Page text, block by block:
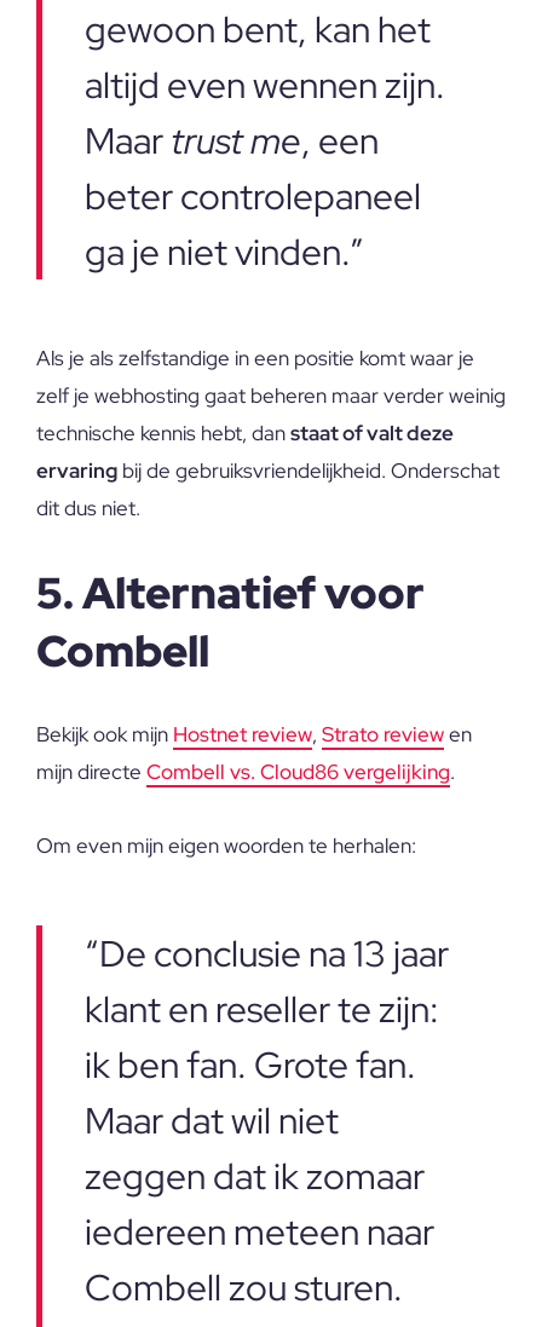
gewoon bent, kan het
altijd even wennen zijn.
Maartrust me, een
beter controlepaneel
ga je niet vinden.”
Als je als zelfstandige in een positie komt waar je
zelf je webhosting gaat beheren maar verder weinig
technische kennis hebt, danstaat of valt deze
ervaring bij de gebruiksvriendelijkheid. Onderschat
dit dus niet.
5. Alternatief voor
Combell
Bekijk ook mijn Hostnet review, Strato reviewen
mijn directe Combell vs. Cloud86 vergelijking.
Om even mijn eigen woorden te herhalen:
“De conclusie na 13 jaar
klant en reseller te zijn:
ik ben fan. Grote fan.
Maar dat wil niet
zeggen dat ik zomaar
iedereen meteen naar
Combell zou sturen.